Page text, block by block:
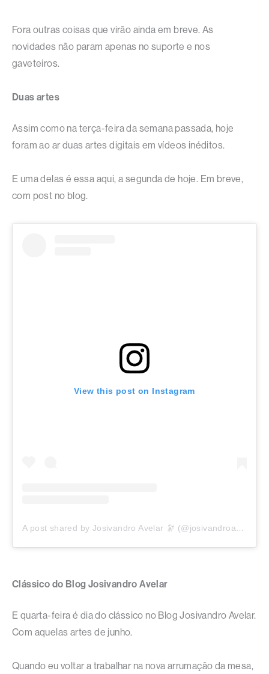
Fora outras coisas que virão ainda em breve. As
novidades não param apenas no suporte e nos
gaveteiros.
Duas artes
Assim como na terça-feira da semana passada, hoje
foram ao ar duas artes digitais em vídeos inéditos.
E uma delas é essa aqui, a segunda de hoje. Em breve,
com post no blog.
View this post on Instagram
A post shared by Josivandro Avelar 🔭 (@josivandroavelar)
Clássico do Blog Josivandro Avelar
E quarta-feira é dia do clássico no Blog Josivandro Avelar.
Com aquelas artes de junho.
Quando eu voltar a trabalhar na nova arrumação da mesa,